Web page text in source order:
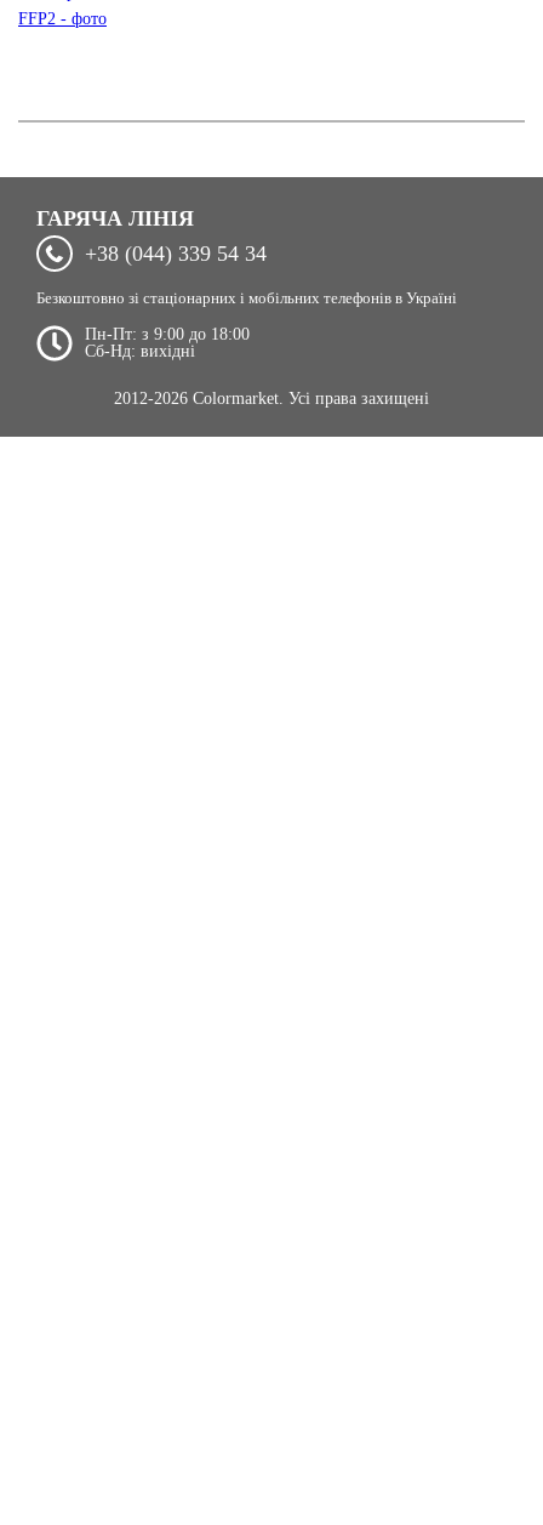
ГАРЯЧА ЛІНІЯ
+38 (044) 339 54 34
Безкоштовно зі стаціонарних і мобільних телефонів в Україні
Пн-Пт: з 9:00 до 18:00
Сб-Нд: вихідні
2012-2026 Colormarket. Усі права захищені